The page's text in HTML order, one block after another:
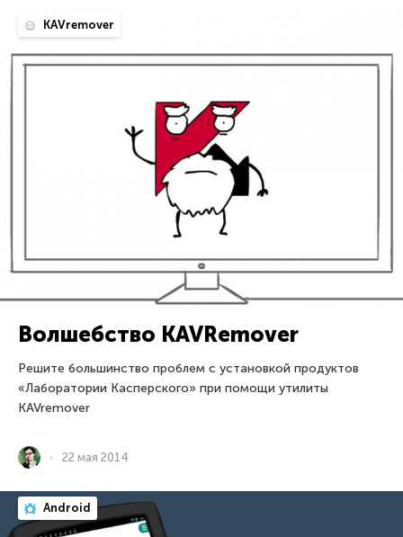
KAVremover
Волшебство KAVRemover
Решите большинство проблем с установкой продуктов
«Лаборатории Касперского» при помощи утилиты
KAVremover
22 мая 2014
Android